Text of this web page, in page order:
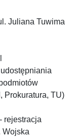
Juliana Tuwima
udostępniania
Prokuratura, TU)
rejestracja